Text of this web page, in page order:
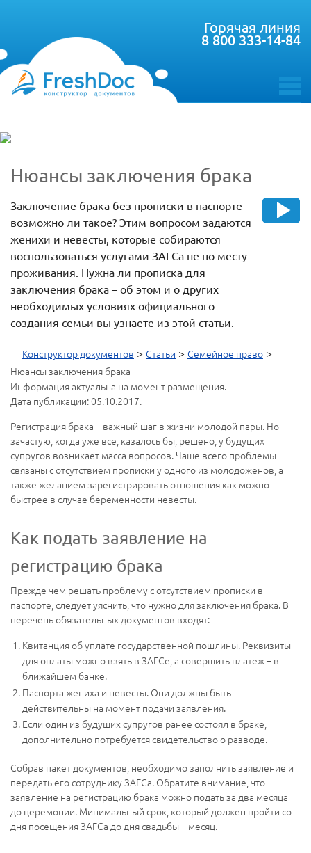
toggle
Горячая линия
8 800 333-14-84
Нюансы заключения брака
Заключение брака без прописки в паспорте –
возможно ли такое? Этим вопросом задаются
женихи и невесты, которые собираются
воспользоваться услугами ЗАГСа не по месту
проживания. Нужна ли прописка для
заключения брака – об этом и о других
необходимых условиях официального
создания семьи вы узнаете из этой статьи.
Конструктор документов > Статьи > Семейное право >
Нюансы заключения брака
Информация актуальна на момент размещения.
Дата публикации: 05.10.2017.
Регистрация брака – важный шаг в жизни молодой пары. Но
зачастую, когда уже все, казалось бы, решено, у будущих
супругов возникает масса вопросов. Чаще всего проблемы
связаны с отсутствием прописки у одного из молодоженов, а
также желанием зарегистрировать отношения как можно
быстрее в случае беременности невесты.
Как подать заявление на
регистрацию брака
Прежде чем решать проблему с отсутствием прописки в
паспорте, следует уяснить, что нужно для заключения брака. В
перечень обязательных документов входят:
Квитанция об уплате государственной пошлины. Реквизиты
для оплаты можно взять в ЗАГСе, а совершить платеж – в
ближайшем банке.
Паспорта жениха и невесты. Они должны быть
действительны на момент подачи заявления.
Если один из будущих супругов ранее состоял в браке,
дополнительно потребуется свидетельство о разводе.
Собрав пакет документов, необходимо заполнить заявление и
передать его сотруднику ЗАГСа. Обратите внимание, что
заявление на регистрацию брака можно подать за два месяца
до церемонии. Минимальный срок, который должен пройти со
дня посещения ЗАГСа до дня свадьбы – месяц.